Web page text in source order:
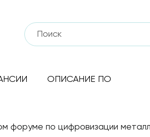
ОПИСАНИЕ ПО
форуме по цифровизации